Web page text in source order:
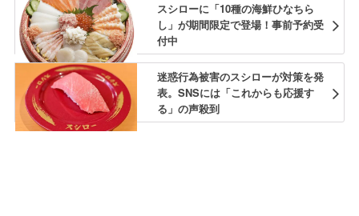
スシローに「10種の海鮮ひなちら
し」が期間限定で登場！事前予約受
付中
迷惑行為被害のスシローが対策を発
表。SNSには「これからも応援す
る」の声殺到